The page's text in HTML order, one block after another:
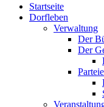
oben
scrollen
Startseite
Dorfleben
Verwaltung
Der
Der